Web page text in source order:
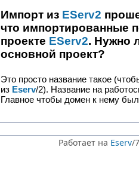
Импорт из EServ2
что импортированные
проекте EServ2. Нужно
основной проект?
Это просто название такое
из Eserv/2). Название на
Главное чтобы домен к нему
Работает на Eserv/